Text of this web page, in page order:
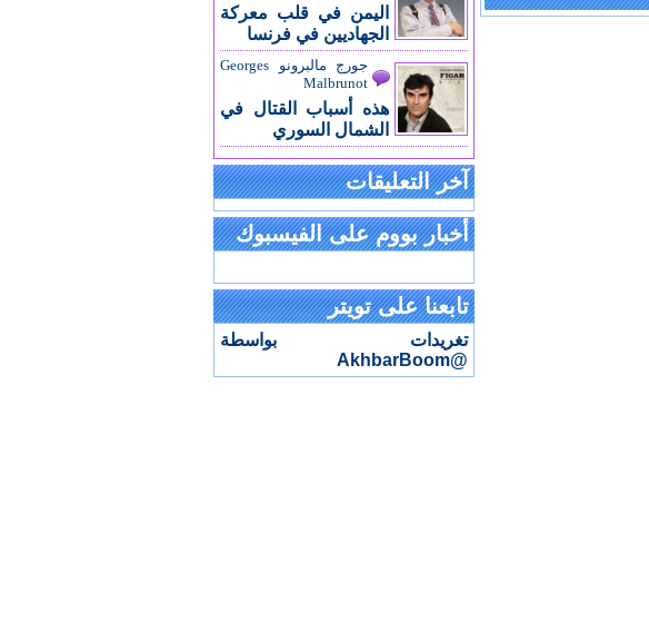
اليمن في قلب معركة
الجهاديين في فرنسا
جورج مالبرونو Georges
Malbrunot
هذه أسباب القتال في
الشمال السوري
آخر التعليقات
أخبار بووم على الفيسبوك
تابعنا على تويتر
تغريدات بواسطة
@AkhbarBoom